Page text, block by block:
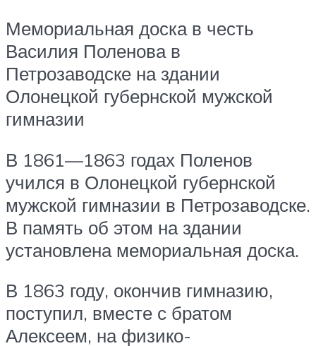
Мемориальная доска в честь
Василия Поленова в
Петрозаводске на здании
Олонецкой губернской мужской
гимназии
В 1861—1863 годах Поленов
учился в Олонецкой губернской
мужской гимназии в Петрозаводске.
В память об этом на здании
установлена мемориальная доска.
В 1863 году, окончив гимназию,
поступил, вместе с братом
Алексеем, на физико-